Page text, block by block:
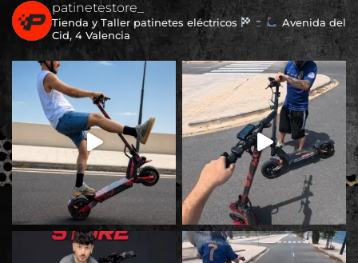
patinetestore_
Tienda y Taller patinetes eléctricos
Avenida del
Cid, 4 Valencia